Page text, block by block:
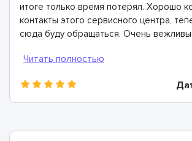
итоге только время потерял. Хорошо
контакты этого сервисного центра,
сюда буду обращаться. Очень
гарантию.